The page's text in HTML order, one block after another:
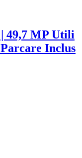
49,7 MP Utili
Inclus